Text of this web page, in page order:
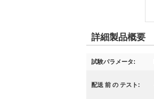
詳細製品概要
試験パラメータ:
配送 前 の テスト: